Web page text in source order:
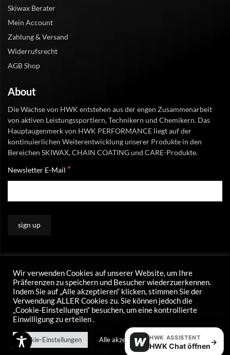
Skiwax Berater
Mein Account
Zahlung & Versand
Widerrufsrecht
AGB Shop
About
Die Wachse von HWK entstehen aus der engen Zusammenarbeit
von aktiven Leistungssportlern, Technikern und Chemikern. Das
Hauptaugenmerk von HWK PERFORMANCE liegt auf der
kontinuierlichen Weiterentwicklung unserer Produkte in den
Bereichen SKIWAX, CHAIN COATING und CARE-Produkte.
Newsletter E-Mail *
Wir verwenden Cookies auf unserer Website, um Ihre
Präferenzen zu speichern und Besucher wiederzuerkennen.
Indem Sie auf „Alle akzeptieren“ klicken, stimmen Sie der
Verwendung ALLER Cookies zu. Sie können jedoch die
„Cookie-Einstellungen“ besuchen, um eine kontrollierte
Einwilligung zu erteilen .
Cookie-Einstellungen Alle akzeptieren
W HWK ASSISTENT
HWK Chat öffnen→